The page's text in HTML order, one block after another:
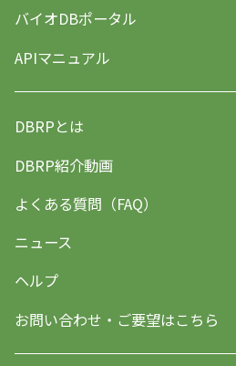
バイオDBポータル
APIマニュアル
DBRPとは
DBRP紹介動画
よくある質問（FAQ）
ニュース
ヘルプ
お問い合わせ・ご要望はこちら